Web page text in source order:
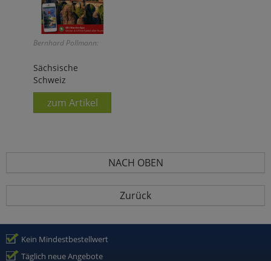
Bernhard Pollmann:
Sächsische
Schweiz
zum Artikel
NACH OBEN
Zurück
Kein Mindestbestellwert
Täglich neue Angebote